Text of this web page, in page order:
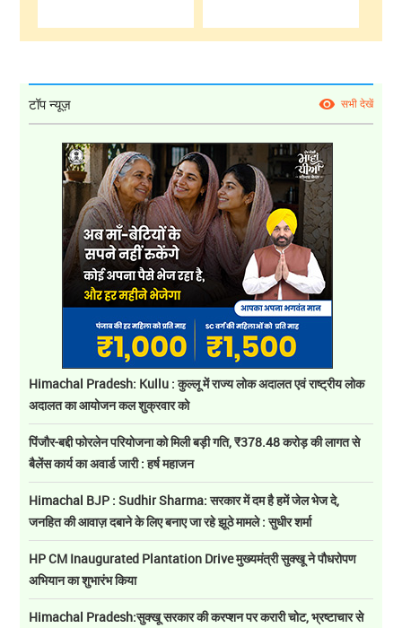
टॉप न्यूज़ सभी देखें
Himachal Pradesh: Kullu : कुल्लू में राज्य लोक अदालत एवं राष्ट्रीय लोक
अदालत का आयोजन कल शुक्रवार को
पिंजौर-बद्दी फोरलेन परियोजना को मिली बड़ी गति, ₹378.48 करोड़ की लागत से
बैलेंस कार्य का अवार्ड जारी : हर्ष महाजन
Himachal BJP : Sudhir Sharma: सरकार में दम है हमें जेल भेज दे,
जनहित की आवाज़ दबाने के लिए बनाए जा रहे झूठे मामले : सुधीर शर्मा
HP CM Inaugurated Plantation Drive मुख्यमंत्री सुक्खू ने पौधरोपण
अभियान का शुभारंभ किया
Himachal Pradesh:सुक्खू सरकार की करप्शन पर करारी चोट, भ्रष्टाचार से